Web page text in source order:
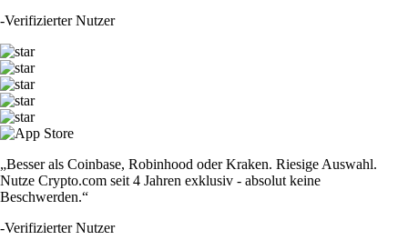
-Verifizierter Nutzer
„Besser als Coinbase, Robinhood oder Kraken. Riesige Auswahl.
Nutze Crypto.com seit 4 Jahren exklusiv - absolut keine
Beschwerden.“
-Verifizierter Nutzer